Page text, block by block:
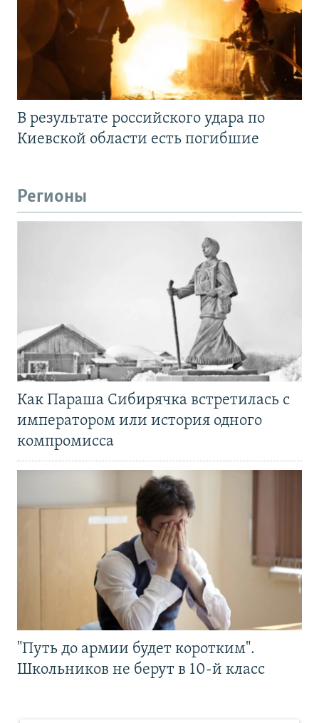
В результате российского удара по
Киевской области есть погибшие
Регионы
Как Параша Сибирячка встретилась с
императором или история одного
компромисса
"Путь до армии будет коротким".
Школьников не берут в 10-й класс